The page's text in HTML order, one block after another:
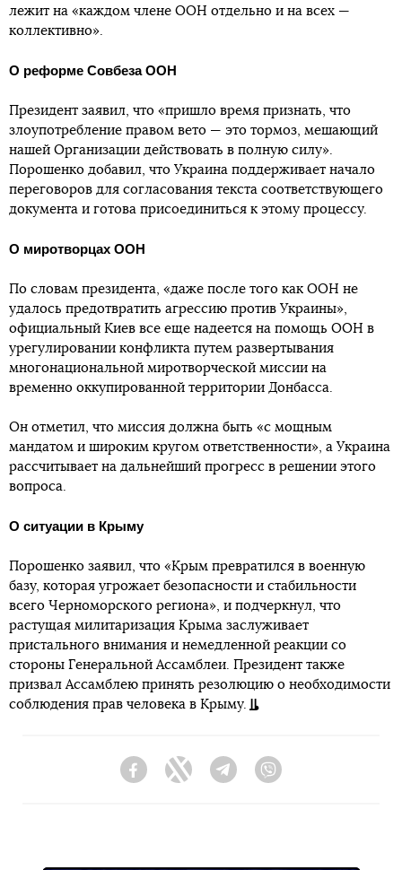
лежит на «каждом члене ООН отдельно и на всех —
коллективно».
О реформе Совбеза ООН
Президент заявил, что «пришло время признать, что
злоупотребление правом вето — это тормоз, мешающий
нашей Организации действовать в полную силу».
Порошенко добавил, что Украина поддерживает начало
переговоров для согласования текста соответствующего
документа и готова присоединиться к этому процессу.
О миротворцах ООН
По словам президента, «даже после того как ООН не
удалось предотвратить агрессию против Украины»,
официальный Киев все еще надеется на помощь ООН в
урегулировании конфликта путем развертывания
многонациональной миротворческой миссии на
временно оккупированной территории Донбасса.
Он отметил, что миссия должна быть «с мощным
мандатом и широким кругом ответственности», а Украина
рассчитывает на дальнейший прогресс в решении этого
вопроса.
О ситуации в Крыму
Порошенко заявил, что «Крым превратился в военную
базу, которая угрожает безопасности и стабильности
всего Черноморского региона», и подчеркнул, что
растущая милитаризация Крыма заслуживает
пристального внимания и немедленной реакции со
стороны Генеральной Ассамблеи. Президент также
призвал Ассамблею принять резолюцию о необходимости
соблюдения прав человека в Крыму.
FacebookTwitter Telegram